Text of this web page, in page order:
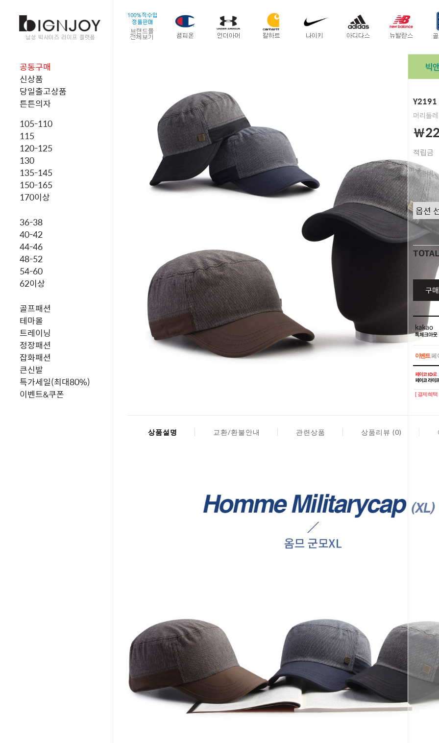
공동구매
신상품
당일출고상품
튼튼의자
105-110
115
120-125
130
135-145
150-165
170이상
36-38
40-42
44-46
48-52
54-60
62이상
골프패션
테마몰
트레이닝
정장패션
잡화패션
큰신발
특가세일(최대80%)
이벤트&쿠폰
Y2191
머리둘
￦
적립금
배송비
색상
TOTAL
구
이벤트페
이벤트페
[ 결제혜
상품설명 교환/환불안내 관련상품 상품리뷰 (0)